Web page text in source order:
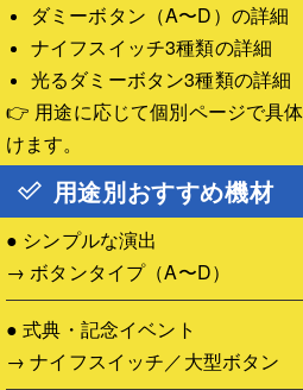
ダミーボタン（A〜D）の詳細
ナイフスイッチ3種類の詳細
光るダミーボタン3種類の詳細
👉 用途に応じて個別ページで具
けます。
用途別おすすめ機材
● シンプルな演出
→ ボタンタイプ（A〜D）
● 式典・記念イベント
→ ナイフスイッチ／大型ボタン